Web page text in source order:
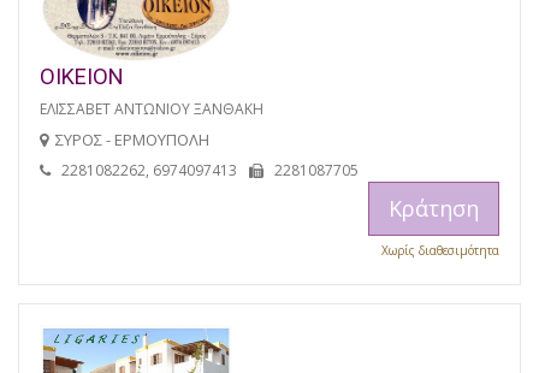
ΟΙΚΕΙΟΝ
ΕΛΙΣΣΑΒΕΤ ΑΝΤΩΝΙΟΥ ΞΑΝΘΑΚΗ
ΣΥΡΟΣ - ΕΡΜΟΥΠΟΛΗ
2281082262, 6974097413 2281087705
Κράτηση
Χωρίς διαθεσιμότητα